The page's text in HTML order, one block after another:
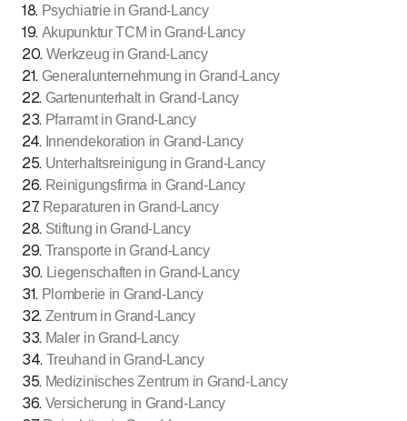
18. Psychiatrie in Grand-Lancy
19. Akupunktur TCM in Grand-Lancy
20. Werkzeug in Grand-Lancy
21. Generalunternehmung in Grand-Lancy
22. Gartenunterhalt in Grand-Lancy
23. Pfarramt in Grand-Lancy
24. Innendekoration in Grand-Lancy
25. Unterhaltsreinigung in Grand-Lancy
26. Reinigungsfirma in Grand-Lancy
27. Reparaturen in Grand-Lancy
28. Stiftung in Grand-Lancy
29. Transporte in Grand-Lancy
30. Liegenschaften in Grand-Lancy
31. Plomberie in Grand-Lancy
32. Zentrum in Grand-Lancy
33. Maler in Grand-Lancy
34. Treuhand in Grand-Lancy
35. Medizinisches Zentrum in Grand-Lancy
36. Versicherung in Grand-Lancy